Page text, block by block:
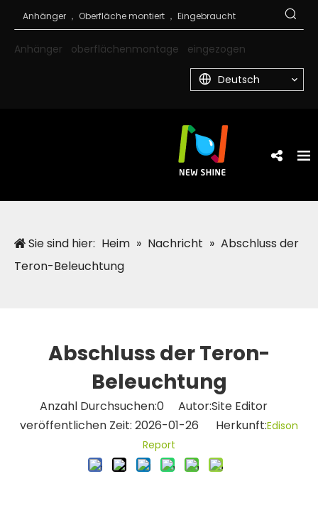
Anhänger oberflächenmontage eingezogen
Deutsch
Sie sind hier: Heim » Nachricht » Abschluss der
Teron-Beleuchtung
Abschluss der Teron-
Beleuchtung
Anzahl Durchsuchen:0Autor:Site Editor
veröffentlichen Zeit: 2026-01-26 Herkunft:Edison
Report